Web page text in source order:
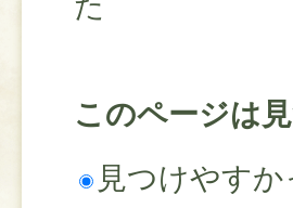
このページは
見つけやすか